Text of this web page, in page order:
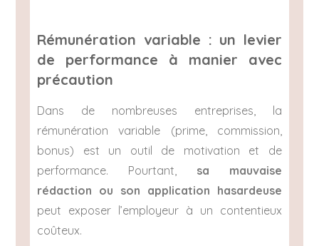
Rémunération variable : un levier
de performance à manier avec
précaution
Dans de nombreuses entreprises, la
rémunération variable (prime, commission,
bonus) est un outil de motivation et de
performance. Pourtant, sa mauvaise
rédaction ou son application hasardeuse
peut exposer l’employeur à un contentieux
coûteux.